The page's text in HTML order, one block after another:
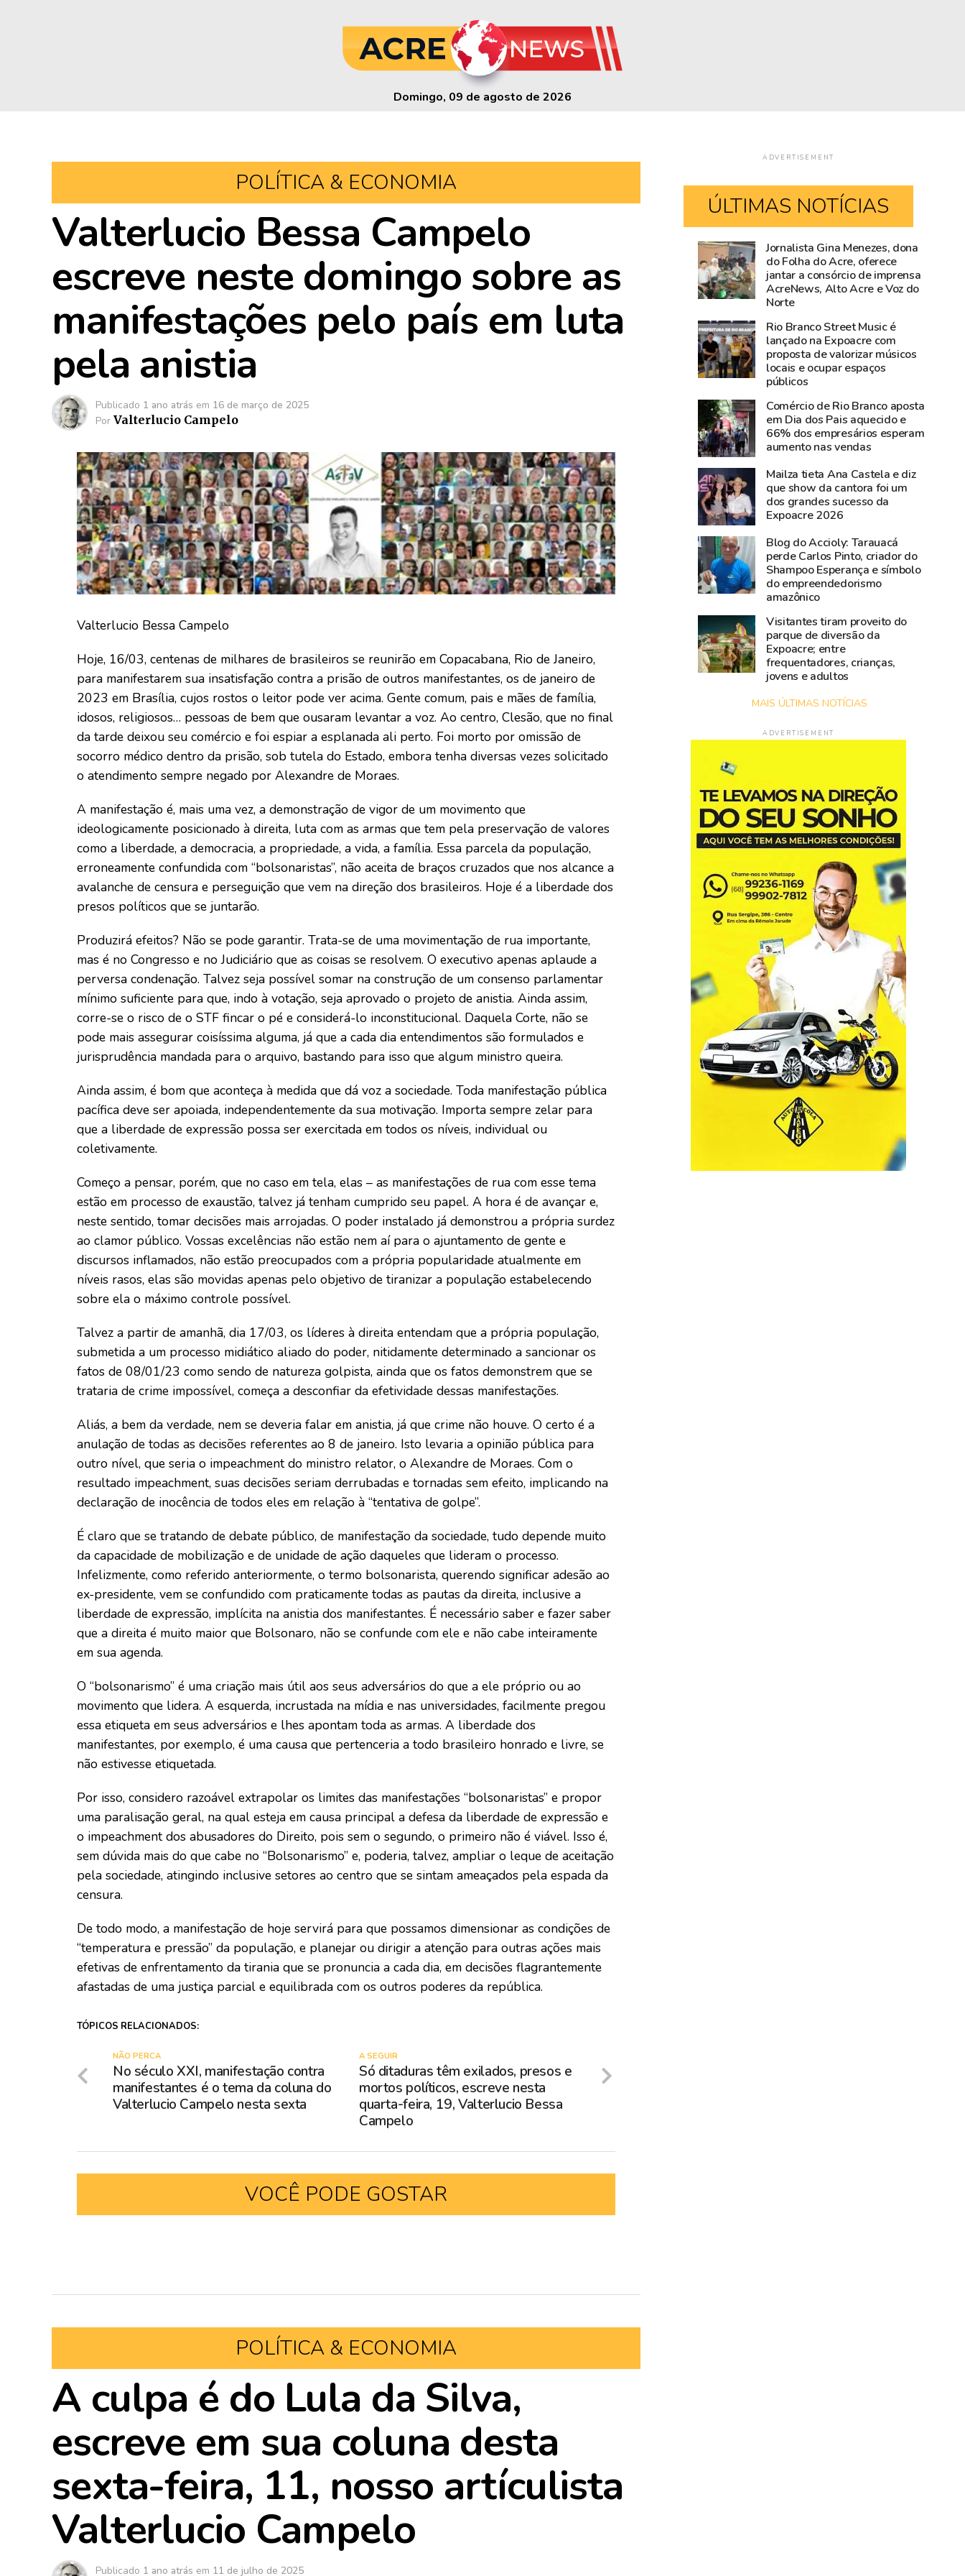
Domingo, 09 de agosto de 2026
POLÍTICA & ECONOMIA
Valterlucio Bessa Campelo
escreve neste domingo sobre as
manifestações pelo país em luta
pela anistia
Publicado 1 ano atrás em 16 de março de 2025
Por Valterlucio Campelo
Valterlucio Bessa Campelo
Hoje, 16/03, centenas de milhares de brasileiros se reunirão em Copacabana, Rio de Janeiro,
para manifestarem sua insatisfação contra a prisão de outros manifestantes, os de janeiro de
2023 em Brasília, cujos rostos o leitor pode ver acima. Gente comum, pais e mães de família,
idosos, religiosos… pessoas de bem que ousaram levantar a voz. Ao centro, Clesão, que no final
da tarde deixou seu comércio e foi espiar a esplanada ali perto. Foi morto por omissão de
socorro médico dentro da prisão, sob tutela do Estado, embora tenha diversas vezes solicitado
o atendimento sempre negado por Alexandre de Moraes.
A manifestação é, mais uma vez, a demonstração de vigor de um movimento que
ideologicamente posicionado à direita, luta com as armas que tem pela preservação de valores
como a liberdade, a democracia, a propriedade, a vida, a família. Essa parcela da população,
erroneamente confundida com “bolsonaristas”, não aceita de braços cruzados que nos alcance a
avalanche de censura e perseguição que vem na direção dos brasileiros. Hoje é a liberdade dos
presos políticos que se juntarão.
Produzirá efeitos? Não se pode garantir. Trata-se de uma movimentação de rua importante,
mas é no Congresso e no Judiciário que as coisas se resolvem. O executivo apenas aplaude a
perversa condenação. Talvez seja possível somar na construção de um consenso parlamentar
mínimo suficiente para que, indo à votação, seja aprovado o projeto de anistia. Ainda assim,
corre-se o risco de o STF fincar o pé e considerá-lo inconstitucional. Daquela Corte, não se
pode mais assegurar coisíssima alguma, já que a cada dia entendimentos são formulados e
jurisprudência mandada para o arquivo, bastando para isso que algum ministro queira.
Ainda assim, é bom que aconteça à medida que dá voz a sociedade. Toda manifestação pública
pacífica deve ser apoiada, independentemente da sua motivação. Importa sempre zelar para
que a liberdade de expressão possa ser exercitada em todos os níveis, individual ou
coletivamente.
Começo a pensar, porém, que no caso em tela, elas – as manifestações de rua com esse tema
estão em processo de exaustão, talvez já tenham cumprido seu papel. A hora é de avançar e,
neste sentido, tomar decisões mais arrojadas. O poder instalado já demonstrou a própria surdez
ao clamor público. Vossas excelências não estão nem aí para o ajuntamento de gente e
discursos inflamados, não estão preocupados com a própria popularidade atualmente em
níveis rasos, elas são movidas apenas pelo objetivo de tiranizar a população estabelecendo
sobre ela o máximo controle possível.
Talvez a partir de amanhã, dia 17/03, os líderes à direita entendam que a própria população,
submetida a um processo midiático aliado do poder, nitidamente determinado a sancionar os
fatos de 08/01/23 como sendo de natureza golpista, ainda que os fatos demonstrem que se
trataria de crime impossível, começa a desconfiar da efetividade dessas manifestações.
Aliás, a bem da verdade, nem se deveria falar em anistia, já que crime não houve. O certo é a
anulação de todas as decisões referentes ao 8 de janeiro. Isto levaria a opinião pública para
outro nível, que seria o impeachment do ministro relator, o Alexandre de Moraes. Com o
resultado impeachment, suas decisões seriam derrubadas e tornadas sem efeito, implicando na
declaração de inocência de todos eles em relação à “tentativa de golpe”.
É claro que se tratando de debate público, de manifestação da sociedade, tudo depende muito
da capacidade de mobilização e de unidade de ação daqueles que lideram o processo.
Infelizmente, como referido anteriormente, o termo bolsonarista, querendo significar adesão ao
ex-presidente, vem se confundido com praticamente todas as pautas da direita, inclusive a
liberdade de expressão, implícita na anistia dos manifestantes. É necessário saber e fazer saber
que a direita é muito maior que Bolsonaro, não se confunde com ele e não cabe inteiramente
em sua agenda.
O “bolsonarismo” é uma criação mais útil aos seus adversários do que a ele próprio ou ao
movimento que lidera. A esquerda, incrustada na mídia e nas universidades, facilmente pregou
essa etiqueta em seus adversários e lhes apontam toda as armas. A liberdade dos
manifestantes, por exemplo, é uma causa que pertenceria a todo brasileiro honrado e livre, se
não estivesse etiquetada.
Por isso, considero razoável extrapolar os limites das manifestações “bolsonaristas” e propor
uma paralisação geral, na qual esteja em causa principal a defesa da liberdade de expressão e
o impeachment dos abusadores do Direito, pois sem o segundo, o primeiro não é viável. Isso é,
sem dúvida mais do que cabe no “Bolsonarismo” e, poderia, talvez, ampliar o leque de aceitação
pela sociedade, atingindo inclusive setores ao centro que se sintam ameaçados pela espada da
censura.
De todo modo, a manifestação de hoje servirá para que possamos dimensionar as condições de
“temperatura e pressão” da população, e planejar ou dirigir a atenção para outras ações mais
efetivas de enfrentamento da tirania que se pronuncia a cada dia, em decisões flagrantemente
afastadas de uma justiça parcial e equilibrada com os outros poderes da república.
TÓPICOS RELACIONADOS:
A SEGUIR
Só ditaduras têm exilados, presos e
mortos políticos, escreve nesta
quarta-feira, 19, Valterlucio Bessa
Campelo
NÃO PERCA
No século XXI, manifestação contra
manifestantes é o tema da coluna do
Valterlucio Campelo nesta sexta
VOCÊ PODE GOSTAR
POLÍTICA & ECONOMIA
A culpa é do Lula da Silva,
escreve em sua coluna desta
sexta-feira, 11, nosso artículista
Valterlucio Campelo
Publicado 1 ano atrás em 11 de julho de 2025
ADVERTISEMENT
ÚLTIMAS NOTÍCIAS
Acre
fica
sem
193
181
neste
sábado
por
instabilidade
técnica
Fiscalização
da
Prefeitura
Rio
Branco
acompanha
animais
todos
dias
usa
drones
na
Expoacre
Jornalista Gina Menezes, dona
do Folha do Acre, oferece
jantar a consórcio de imprensa
AcreNews, Alto Acre e Voz do
Norte
Rio Branco Street Music é
lançado na Expoacre com
proposta de valorizar músicos
locais e ocupar espaços
públicos
Comércio de Rio Branco aposta
em Dia dos Pais aquecido e
66% dos empresários esperam
aumento nas vendas
Mailza tieta Ana Castela e diz
que show da cantora foi um
dos grandes sucesso da
Expoacre 2026
Blog do Accioly: Tarauacá
perde Carlos Pinto, criador do
Shampoo Esperança e símbolo
do empreendedorismo
amazônico
Visitantes tiram proveito do
parque de diversão da
Expoacre; entre
frequentadores, crianças,
jovens e adultos
MAIS ÚLTIMAS NOTÍCIAS
ADVERTISEMENT